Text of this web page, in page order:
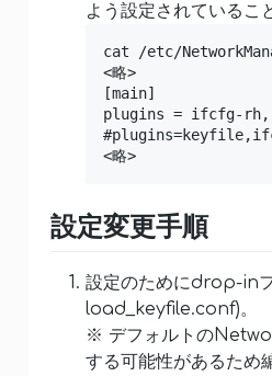
よう設定されているこ
cat /etc/
<略>
[main]
plugins = ifcfg-rh,
<略>
設定変更手順
設定のためにdrop-in
load_keyfile.conf)。
※ デフォルトの
する可能性があるため